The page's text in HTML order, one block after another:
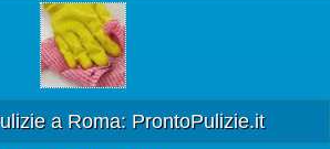
a Roma: ProntoPulizie.it